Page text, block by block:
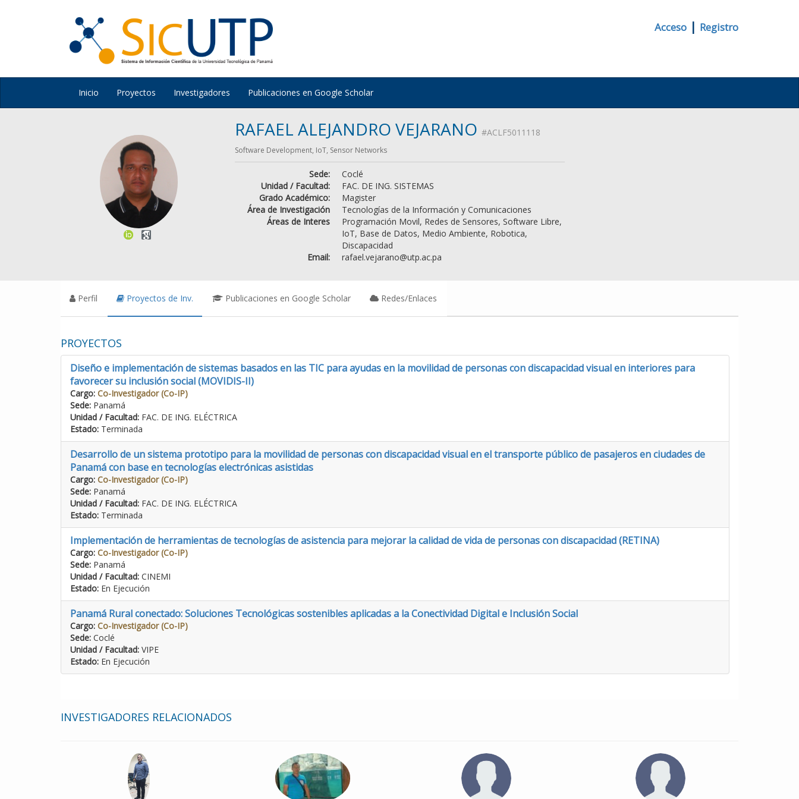
Acceso | Registro
Inicio Proyectos Investigadores Publicaciones en Google Scholar
RAFAEL ALEJANDRO VEJARANO #ACLF5011118
Software Development, IoT, Sensor Networks
Sede:
Coclé
Unidad / Facultad:
FAC. DE ING. SISTEMAS
Grado Académico:
Magister
Área de Investigación
Tecnologías de la Información y Comunicaciones
Áreas de Interes
Programación Movil, Redes de Sensores, Software Libre,
IoT, Base de Datos, Medio Ambiente, Robotica,
Discapacidad
Email:
rafael.vejarano@utp.ac.pa
Perfil Proyectos de Inv. Publicaciones en Google Scholar Redes/Enlaces
PROYECTOS
Diseño e implementación de sistemas basados en las TIC para ayudas en la movilidad de personas con discapacidad visual en interiores para
favorecer su inclusión social (MOVIDIS-II)
Cargo: Co-Investigador (Co-IP)
Sede: Panamá
Unidad / Facultad: FAC. DE ING. ELÉCTRICA
Estado: Terminada
Desarrollo de un sistema prototipo para la movilidad de personas con discapacidad visual en el transporte público de pasajeros en ciudades de
Panamá con base en tecnologías electrónicas asistidas
Cargo: Co-Investigador (Co-IP)
Sede: Panamá
Unidad / Facultad: FAC. DE ING. ELÉCTRICA
Estado: Terminada
Implementación de herramientas de tecnologías de asistencia para mejorar la calidad de vida de personas con discapacidad (RETINA)
Cargo: Co-Investigador (Co-IP)
Sede: Panamá
Unidad / Facultad: CINEMI
Estado: En Ejecución
Panamá Rural conectado: Soluciones Tecnológicas sostenibles aplicadas a la Conectividad Digital e Inclusión Social
Cargo: Co-Investigador (Co-IP)
Sede: Coclé
Unidad / Facultad: VIPE
Estado: En Ejecución
INVESTIGADORES RELACIONADOS